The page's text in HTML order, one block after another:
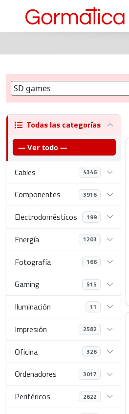
Todas las categorías
— Ver todo —
Cables 4346
Componentes 3916
Electrodomésticos 199
Energía 1203
Fotografía 166
Gaming 515
Iluminación 11
Impresión 2582
Oficina 326
Ordenadores 3017
Periféricos 2622